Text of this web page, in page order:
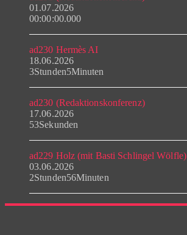
01.07.2026
00:00:00.000
ad230 Hermès AI
18.06.2026
3Stunden5Minuten
ad230 (Redaktionskonferenz)
17.06.2026
53Sekunden
ad229 Holz (mit Basti Schlingel Wölfle)
03.06.2026
2Stunden56Minuten